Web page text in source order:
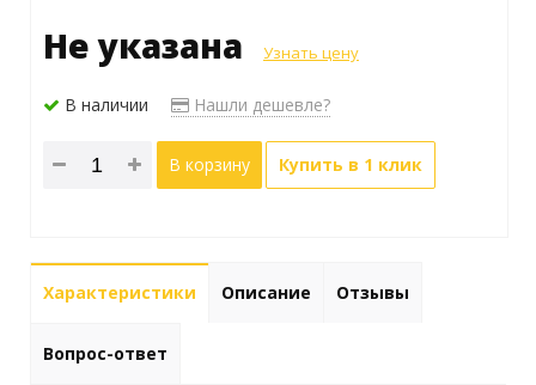
Не указана Узнать цену
В наличии Нашли дешевле?
В корзину Купить в 1 клик
Характеристики Описание Отзывы
Вопрос-ответ